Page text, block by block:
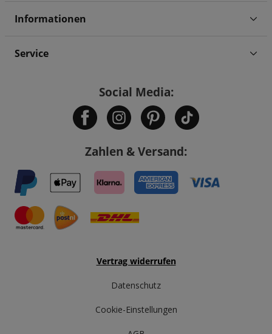
Informationen
Service
Social Media:
Zahlen & Versand:
Vertrag widerrufen
Datenschutz
Cookie-Einstellungen